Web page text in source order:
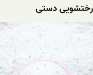
رختشویی دستی